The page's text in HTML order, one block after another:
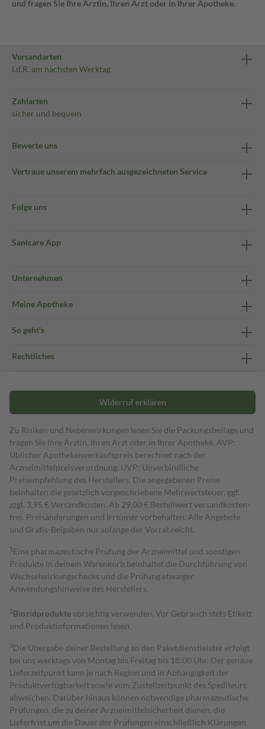
und fragen Sie Ihre Ärztin, Ihren Arzt oder in Ihrer Apotheke.
Versandarten
i.d.R. am nächsten Werktag
Zahlarten
sicher und bequem
Bewerte uns
Vertraue unserem mehrfach ausgezeichneten Service
Folge uns
Sanicare App
Unternehmen
Meine Apotheke
So geht's
Rechtliches
Widerruf erklären
Zu Risiken und Nebenwirkungen lesen Sie die Packungsbeilage und
fragen Sie Ihre Ärztin, Ihren Arzt oder in Ihrer Apotheke. AVP:
Üblicher Apothekenverkaufspreis berechnet nach der
Arzneimittelpreisverordnung. UVP: Unverbindliche
Preisempfehlung des Herstellers. Die angegebenen Preise
beinhalten die gesetzlich vorgeschriebene Mehrwertsteuer, ggf.
zzgl. 3,95 € Versandkosten. Ab 29,00 € Bestell­wert versand­kosten­
frei. Preisänderungen und Irrtümer vorbehalten. Alle Angebote
und Gratis-Beigaben nur solange der Vorrat reicht.
1 Eine pharmazeutische Prüfung der Arzneimittel und sonstigen
Produkte in deinem Warenkorb beinhaltet die Durchführung von
Wechselwirkungschecks und die Prüfung etwaiger
Anwendungshinweise des Herstellers.
2Biozidproduktevorsichtig verwenden. Vor Gebrauch stets Etikett
und Produktinformationen lesen.
3Die Übergabe deiner Bestellung an den Paketdienstleister erfolgt
bei uns werktags von Montag bis Freitag bis 18:00 Uhr. Der genaue
Lieferzeitpunkt kann je nach Region und in Abhängigkeit der
Produktverfügbarkeit sowie vom Zustellzeitpunkt des Spediteurs
abweichen. Darüber hinaus können notwendige pharmazeutische
Prüfungen, die zu deiner Arzneimittelsicherheit dienen, die
Lieferfrist um die Dauer der Prüfungen einschließlich Klärungen